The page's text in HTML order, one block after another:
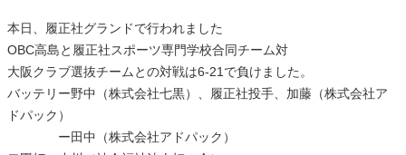
本日、履正社グランドで行われました
OBC高島と履正社スポーツ専門学校合同チーム対
大阪クラブ選抜チームとの対戦は6-21で負けました。
バッテリー野中（株式会社七黒）、履正社投手、加藤（株式会社ア
ドパック）
ー田中（株式会社アドパック）